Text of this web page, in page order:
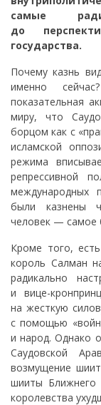
самые
до
государства.
Почему казнь
именно
показательная
миру, что
борцом как с
исламской
режима
репрессивной
международных
были казнены
человек — самое
Кроме того,
король Салман
радикально
и вице-
на жесткую
с помощью
и народ. Однако
Саудовской
возмущение
шииты Ближнего
королевства